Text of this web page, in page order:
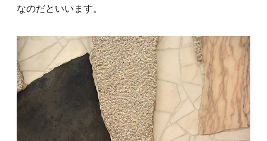
なのだといいます。